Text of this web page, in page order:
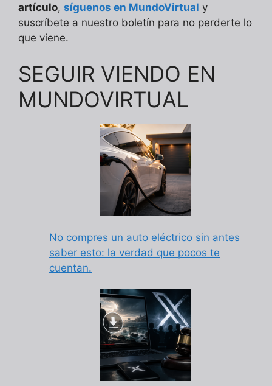
artículo, síguenos en MundoVirtual y
suscríbete a nuestro boletín para no perderte lo
que viene.
SEGUIR VIENDO EN
MUNDOVIRTUAL
No compres un auto eléctrico sin antes
saber esto: la verdad que pocos te
cuentan.